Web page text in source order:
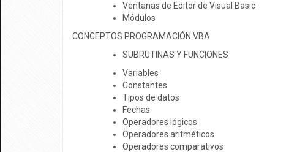
Ventanas de Editor de Visual Basic
Módulos
CONCEPTOS PROGRAMACIÓN VBA
SUBRUTINAS Y FUNCIONES
Variables
Constantes
Tipos de datos
Fechas
Operadores lógicos
Operadores aritméticos
Operadores comparativos